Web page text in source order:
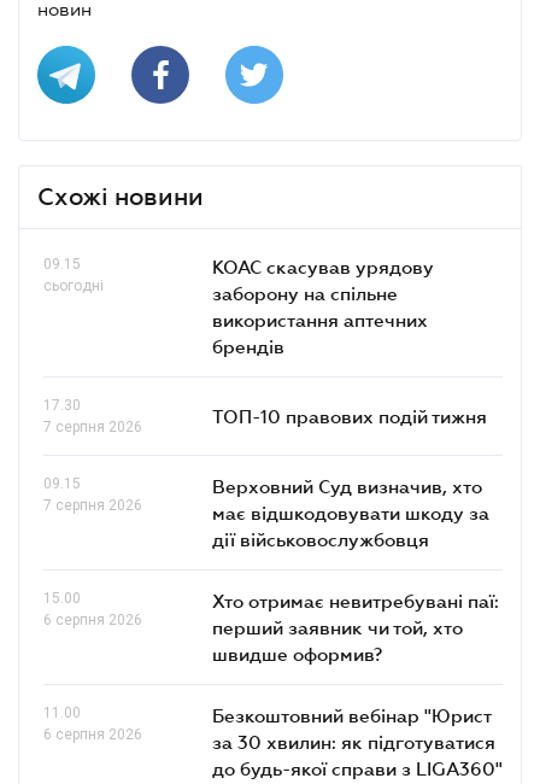
новин
Схожі новини
09.15
сьогодні
КОАС скасував урядову
заборону на спільне
використання аптечних
брендів
17.30
7 серпня 2026
ТОП-10 правових подій тижня
09.15
7 серпня 2026
Верховний Суд визначив, хто
має відшкодовувати шкоду за
дії військовослужбовця
15.00
6 серпня 2026
Хто отримає невитребувані паї:
перший заявник чи той, хто
швидше оформив?
11.00
6 серпня 2026
Безкоштовний вебінар "Юрист
за 30 хвилин: як підготуватися
до будь-якої справи з LIGA360"